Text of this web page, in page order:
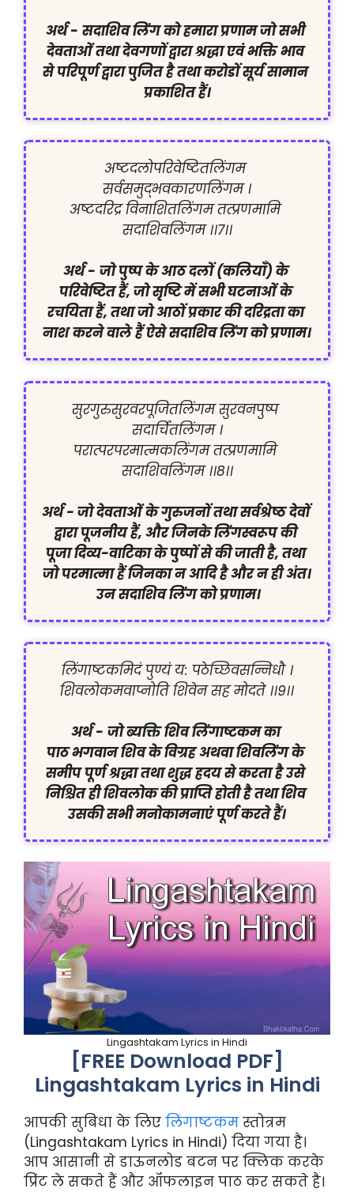
अर्थ - सदाशिव लिंग को हमारा प्रणाम जो सभी
देवताओं तथा देवगणों द्वारा श्रद्धा एवं भक्ति भाव
से परिपूर्ण द्वारा पुजित है तथा करोडों सूर्य सामान
प्रकाशित हैं।
अष्टदलोपरिवेष्टितलिंगम
सर्वसमुद्भवकारणलिंगम ।
अष्टदरिद्र विनाशितलिंगम तत्प्रणमामि
सदाशिवलिंगम ।।7।।
अर्थ - जो पुष्प के आठ दलों (कलियाँ) के
परिवेष्टित हैं, जो सृष्टि में सभी घटनाओं के
रचयिता हैं, तथा जो आठों प्रकार की दरिद्रता का
नाश करने वाले हैं ऐसे सदाशिव लिंग को प्रणाम।
सुरगुरुसुरवरपूजितलिंगम सुरवनपुष्प
सदार्चितलिंगम ।
परात्परपरमात्मकलिंगम तत्प्रणमामि
सदाशिवलिंगम ।।8।।
अर्थ - जो देवताओं के गुरुजनों तथा सर्वश्रेष्ठ देवों
द्वारा पूजनीय हैं, और जिनके लिंगस्वरूप की
पूजा दिव्य-वाटिका के पुष्पों से की जाती है, तथा
जो परमात्मा हैं जिनका न आदि है और न ही अंत।
उन सदाशिव लिंग को प्रणाम।
लिंगाष्टकमिदं पुण्यं य: पठेच्छिवसन्निधौ ।
शिवलोकमवाप्नोति शिवेन सह मोदते ।।9।।
अर्थ - जो ब्यक्ति शिव लिंगाष्टकम का
पाठ भगवान शिव के विग्रह अथवा शिवलिंग के
समीप पूर्ण श्रद्धा तथा शुद्ध ह्रदय से करता है उसे
निश्चित ही शिवलोक की प्राप्ति होती है तथा शिव
उसकी सभी मनोकामनाएं पूर्ण करते हैं।
Lingashtakam Lyrics in Hindi
[FREE Download PDF]
Lingashtakam Lyrics in Hindi
आपकी सुबिधा के लिए लिंगाष्टकम स्तोत्रम
(Lingashtakam Lyrics in Hindi) दिया गया है।
आप आसानी से डाऊनलोड बटन पर क्लिक करके
प्रिंट ले सकते हैं और ऑफलाइन पाठ कर सकते है।